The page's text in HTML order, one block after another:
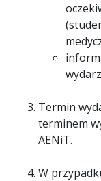
Termin
terminem
AENiT.
W